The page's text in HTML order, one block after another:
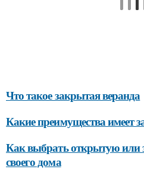
Что такое закрытая веранда
Какие преимущества имеет
Как выбрать открытую или
своего дома